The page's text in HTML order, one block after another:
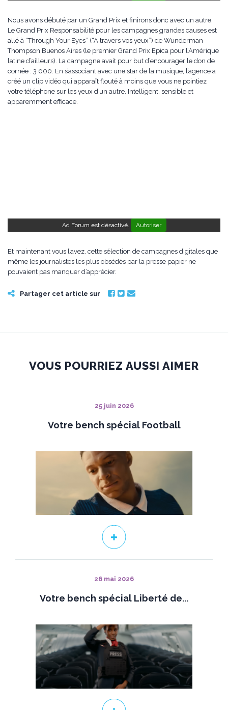
Nous avons débuté par un Grand Prix et finirons donc avec un autre.
Le Grand Prix Responsabilité pour les campagnes grandes causes est
allé à “Through Your Eyes” (“A travers vos yeux”) de Wunderman
Thompson Buenos Aires (le premier Grand Prix Epica pour l’Amérique
latine d’ailleurs). La campagne avait pour but d’encourager le don de
cornée : 3 000. En s’associant avec une star de la musique, l’agence a
créé un clip vidéo qui apparaît flouté à moins que vous ne pointiez
votre téléphone sur les yeux d’un autre. Intelligent, sensible et
apparemment efficace.
Ad Forum est désactivé. Autoriser
Et maintenant vous l’avez, cette sélection de campagnes digitales que
même les journalistes les plus obsédés par la presse papier ne
pouvaient pas manquer d’apprécier.
Partager cet article sur
VOUS POURRIEZ AUSSI AIMER
25 juin 2026
Votre bench spécial Football
26 mai 2026
Votre bench spécial Liberté de...